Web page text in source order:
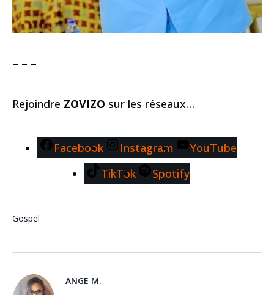
– – –
Rejoindre ZOVIZO sur les réseaux…
Facebook Instagram
YouTube
TikTok
Spotify
Gospel
ANGE M.